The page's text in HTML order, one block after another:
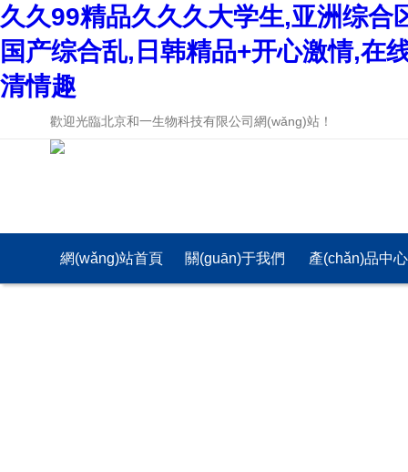
久久99精品久久久大学生,亚洲综
国产综合乱,日韩精品+开心激情,在
清情趣
歡迎光臨北京和一生物科技有限公司網(wǎng)站！
網(wǎng)站首頁 關(guān)于我們 產(chǎn)品中心